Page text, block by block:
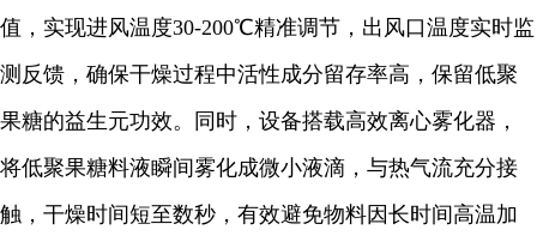
值，实现进风温度30-200℃精准调节，出风口温度实时监
测反馈，确保干燥过程中活性成分留存率高，保留低聚
果糖的益生元功效。同时，设备搭载高效离心雾化器，
将低聚果糖料液瞬间雾化成微小液滴，与热气流充分接
触，干燥时间短至数秒，有效避免物料因长时间高温加